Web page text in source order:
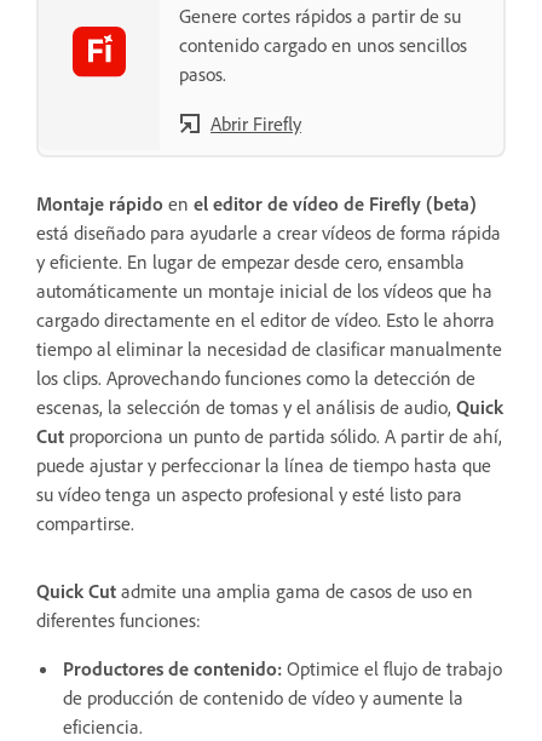
Genere cortes rápidos a partir de su
contenido cargado en unos sencillos
pasos.
Abrir Firefly
Montaje rápido en el editor de vídeo de Firefly (beta)
está diseñado para ayudarle a crear vídeos de forma rápida
y eficiente. En lugar de empezar desde cero, ensambla
automáticamente un montaje inicial de los vídeos que ha
cargado directamente en el editor de vídeo. Esto le ahorra
tiempo al eliminar la necesidad de clasificar manualmente
los clips. Aprovechando funciones como la detección de
escenas, la selección de tomas y el análisis de audio, Quick
Cut proporciona un punto de partida sólido. A partir de ahí,
puede ajustar y perfeccionar la línea de tiempo hasta que
su vídeo tenga un aspecto profesional y esté listo para
compartirse.
Quick Cut admite una amplia gama de casos de uso en
diferentes funciones:
Productores de contenido: Optimice el flujo de trabajo
de producción de contenido de vídeo y aumente la
eficiencia.